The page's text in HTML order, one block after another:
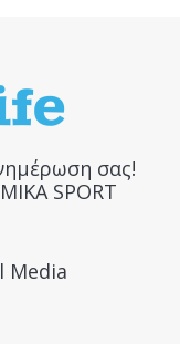
σας!
SPORT
Media